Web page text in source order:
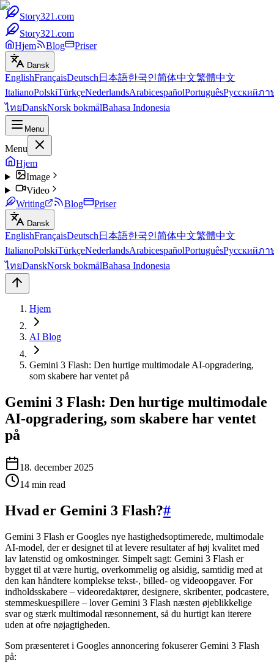
Story321.com
Story321.com
Hjem
Blog Priser
Dansk
EnglishFrançaisDeutsch 日本語한국인简体中文繁體中文
ItalianoPolskiTürkçeNederlandsArabicespañolPortuguêsРусскийภา
ไทยDanskNorsk bokmålBahasa Indonesia
Menu
Menu
Hjem
Image
Video
Writing
Blog Priser
Dansk
EnglishFrançaisDeutsch 日本語한국인简体中文繁體中文
ItalianoPolskiTürkçeNederlandsArabicespañolPortuguêsРусскийภา
ไทยDanskNorsk bokmålBahasa Indonesia
Hjem
AI Blog
Gemini 3 Flash: Den hurtige multimodale AI-opgradering,
som skabere har ventet på
Gemini 3 Flash: Den hurtige multimodale
AI-opgradering, som skabere har ventet
på
18. december 2025
14 min read
Hvad er Gemini 3 Flash?#
Gemini 3 Flash er Googles nye hastighedsoptimerede, multimodale
AI-model, der er designet til at levere resultater af høj kvalitet med
lav latenstid og omkostninger. Simpelt sagt: Gemini 3 Flash er
bygget til at være hurtig, overkommelig og alsidig, samtidig med at
den kan håndtere komplekse tekst-, billed- og videoopgaver. For
indholdsskabere – videoredaktører, designere, skribenter, podcastere,
stemmeskuespillere – lover Gemini 3 Flash næsten øjeblikkelige
svar og stærk multimodal ræsonnement, så du hurtigt kan iterere
uden at ofre nøjagtigheden.
Som præsenteret i Googles annoncering fokuserer Gemini 3 Flash
på: